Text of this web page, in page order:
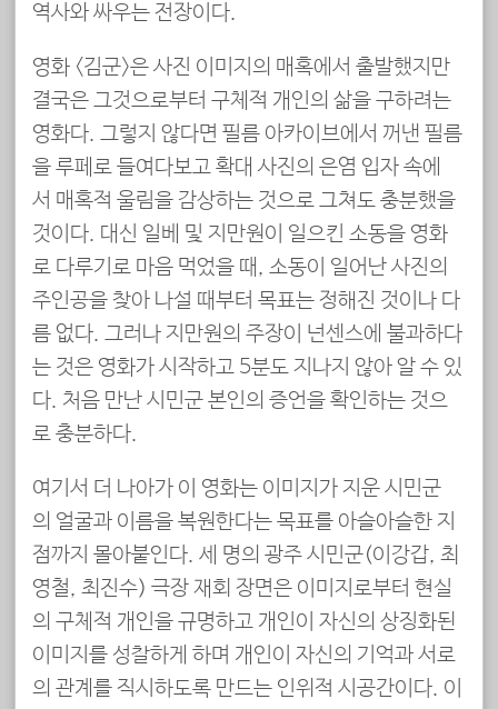
역사와 싸우는 전장이다.
영화 <김군>은 사진 이미지의 매혹에서 출발했지만
결국은 그것으로부터 구체적 개인의 삶을 구하려는
영화다. 그렇지 않다면 필름 아카이브에서 꺼낸 필름
을 루페로 들여다보고 확대 사진의 은염 입자 속에
서 매혹적 울림을 감상하는 것으로 그쳐도 충분했을
것이다. 대신 일베 및 지만원이 일으킨 소동을 영화
로 다루기로 마음 먹었을 때, 소동이 일어난 사진의
주인공을 찾아 나설 때부터 목표는 정해진 것이나 다
름 없다. 그러나 지만원의 주장이 넌센스에 불과하다
는 것은 영화가 시작하고 5분도 지나지 않아 알 수 있
다. 처음 만난 시민군 본인의 증언을 확인하는 것으
로 충분하다.
여기서 더 나아가 이 영화는 이미지가 지운 시민군
의 얼굴과 이름을 복원한다는 목표를 아슬아슬한 지
점까지 몰아붙인다. 세 명의 광주 시민군(이강갑, 최
영철, 최진수) 극장 재회 장면은 이미지로부터 현실
의 구체적 개인을 규명하고 개인이 자신의 상징화된
이미지를 성찰하게 하며 개인이 자신의 기억과 서로
의 관계를 직시하도록 만드는 인위적 시공간이다. 이